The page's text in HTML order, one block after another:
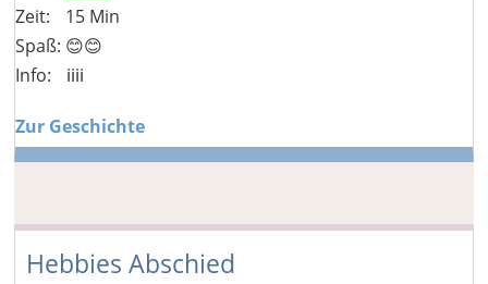
Zeit:
15 Min
Spaß: 😊😊
Info:
ℹ️ℹ️ℹ️ℹ️
Zur Geschichte
Hebbies Abschied